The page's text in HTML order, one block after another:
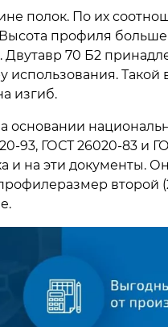
полок. По их
профиля
70 Б2
использования. Такой
изгиб.
основании
93, ГОСТ 26020-83 и
и на эти документы.
второй